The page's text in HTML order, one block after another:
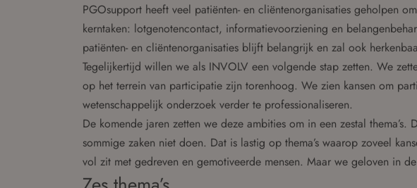
PGOsupport heeft veel patiënten- en cliëntenorganisaties geholpen
kerntaken: lotgenotencontact, informatievoorziening en
patiënten- en cliëntenorganisaties blijft belangrijk en zal ook
Tegelijkertijd willen we als INVOLV een volgende stap zetten. We
op het terrein van participatie zijn torenhoog. We zien kansen om
wetenschappelijk onderzoek verder te professionaliseren.
De komende jaren zetten we deze ambities om in een zestal thema’s.
sommige zaken niet doen. Dat is lastig op thema’s waarop zoveel
vol zit met gedreven en gemotiveerde mensen. Maar we geloven in